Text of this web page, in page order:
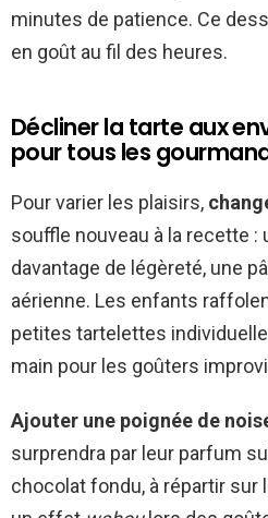
minutes de patience. Ce
en goût au fil des heures.
Décliner la tarte aux
pour tous les
Pour varier les plaisirs,
souffle nouveau à la recette :
davantage de légèreté, une
aérienne. Les enfants
petites tartelettes
main pour les goûters
Ajouter une poignée de
surprendra par leur parfum
chocolat fondu, à répartir sur